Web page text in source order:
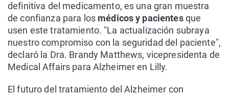
definitiva del medicamento, es una gran muestra
de confianza para losmédicos y pacientesque
usen este tratamiento. "La actualización subraya
nuestro compromiso con la seguridad del paciente",
declaró la Dra. Brandy Matthews, vicepresidenta de
Medical Affairs para Alzheimer en Lilly.
El futuro del tratamiento del Alzheimer con